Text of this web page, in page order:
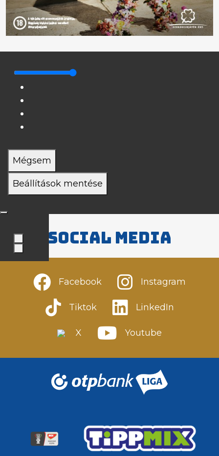
Mégsem
Beállítások mentése
Social media
Facebook Instagram
Tiktok LinkedIn
X Youtube